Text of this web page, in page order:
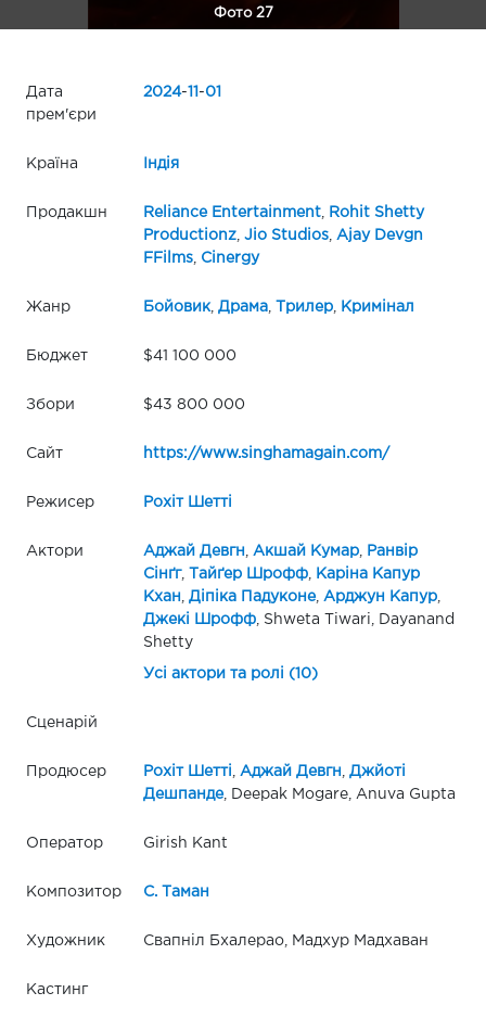
Фото 27
Дата
прем'єри
2024-11 -01
Країна Індія
Продакшн Reliance Entertainment,
Rohit Shetty
Productionz, Jio Studios,
Ajay Devgn
FFilms, Cinergy
Жанр Бойовик, Драма, Трилер, Кримінал
Бюджет $41 100 000
Збори $43 800 000
Сайт https://www.singhamagain.com/
Режисер Рохіт Шетті
Актори Аджай Девгн Акшай Кумар,
Ранвір
Сінґг, Тайґер Шрофф,
Каріна Капур
Кхан
Діпіка Падуконе, Арджун Капур,
Джекі Шрофф, Shweta Tiwari, Dayanand
Shetty
Усі актори та ролі (10)
Сценарій
Продюсер Рохіт Шетті Аджай Девгн
Джйоті
Дешпанде, Deepak Mogare, Anuva Gupta
Оператор Girish Kant
Композитор С. Таман
Художник Свапніл Бхалерао, Мадхур Мадхаван
Кастинг